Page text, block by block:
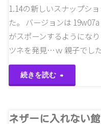
1.14の新しいスナップシ
た。 バージョンは
がスポーンするようにな
ツネを発見…ｗ 親子でし
続きを読む
ナ
ネザーに入れない